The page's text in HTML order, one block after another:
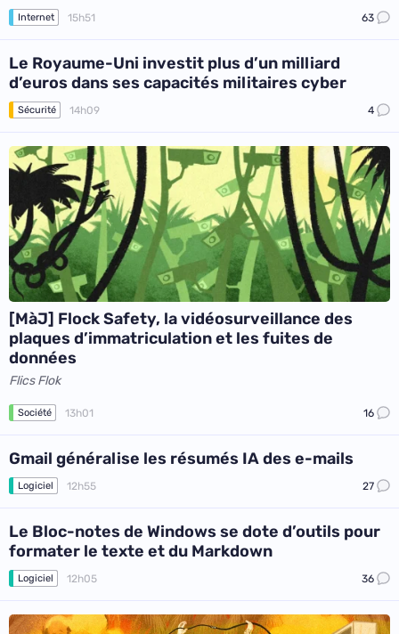
Internet 15h51 63
Le Royaume-Uni investit plus d’un milliard
d’euros dans ses capacités militaires cyber
Sécurité 14h09 4
[MàJ] Flock Safety, la vidéosurveillance des
plaques d’immatriculation et les fuites de
données
Flics Flok
Société 13h01 16
Gmail généralise les résumés IA des e-mails
Logiciel 12h55 27
Le Bloc-notes de Windows se dote d’outils pour
formater le texte et du Markdown
Logiciel 12h05 36